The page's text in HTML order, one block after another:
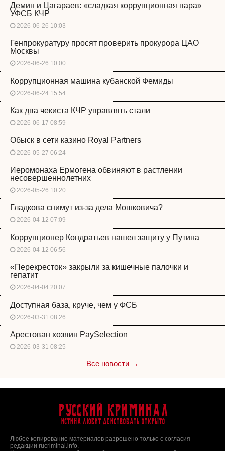
Демин и Цагараев: «сладкая коррупционная пара»
УФСБ КЧР
2026-06-26 10:03
Генпрокуратуру просят проверить прокурора ЦАО
Москвы
2026-06-26 10:00
Коррупционная машина кубанской Фемиды
2026-06-24 15:54
Как два чекиста КЧР управлять стали
2026-06-17 08:59
Обыск в сети казино Royal Partners
2026-05-27 06:24
Иеромонаха Ермогена обвиняют в растлении
несовершеннолетних
2026-05-26 10:20
Гладкова снимут из-за дела Мошковича?
2026-04-12 07:09
Коррупционер Кондратьев нашел защиту у Путина
2026-04-12 06:56
«Перекресток» закрыли за кишечные палочки и
гепатит
2026-04-04 20:07
Доступная база, круче, чем у ФСБ
2026-03-31 08:26
Арестован хозяин PaySelection
2026-03-31 08:25
Все новости →
Русский Криминал
Истина любит действовать открыто
Любое копирование материалов разрешено только с согласия
редакции rucriminal.info.